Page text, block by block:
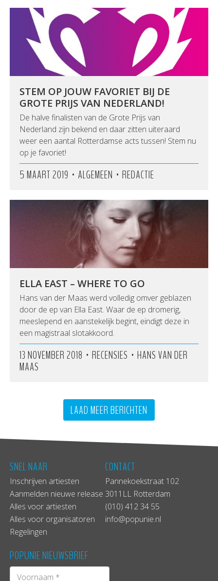
STEM OP JOUW FAVORIET BIJ DE
GROTE PRIJS VAN NEDERLAND!
De halve finalisten van de Grote Prijs van
Nederland zijn bekend en daar zitten uiteraard
weer een aantal Rotterdamse acts tussen! Stem nu
op je favoriet!
5 MAART 2019 • ALGEMEEN • REDACTIE
ELLA EAST – WHERE TO GO
Hans van der Maas werd volledig omver geblazen
door de ep van Ella East. Waar de ep dromerig,
meeslepend en aanstekelijk begint, eindigt deze in
een magistraal slotakkoord.
13 NOVEMBER 2018 • RECENSIES • HANS VAN DER
MAAS
LAAD MEER BERICHTEN
SNEL NAAR
Inschrijven artiesten
Aanmelden nieuwe release
Alles voor artiesten
Alles voor organisatoren
Regelingen
CONTACT
Pannekoekstraat 102
3011LL Rotterdam
(010) 412 34 55
info@popunie.nl
POPUNIE NIEUWSBRIEF